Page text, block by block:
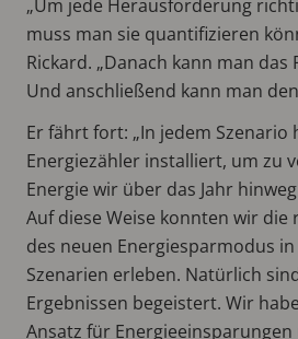
„Um jede Herausforderung
muss man sie quantifizieren
Rickard. „Danach kann man
Und anschließend kann man
Er fährt fort: „In jedem Szenario
Energiezähler installiert, um zu
Energie wir über das Jahr
Auf diese Weise konnten wir die
des neuen Energiesparmodus
Szenarien erleben. Natürlich
Ergebnissen begeistert. Wir
Ansatz für Energieeinsparungen